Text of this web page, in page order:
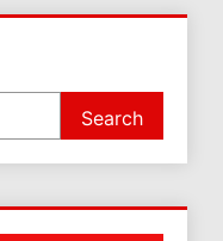
Search